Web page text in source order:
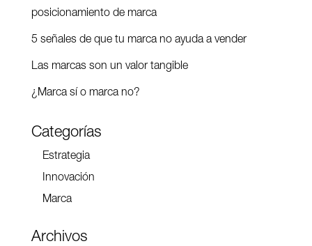
posicionamiento de marca
5 señales de que tu marca no ayuda a vender
Las marcas son un valor tangible
¿Marca sí o marca no?
Categorías
Estrategia
Innovación
Marca
Archivos